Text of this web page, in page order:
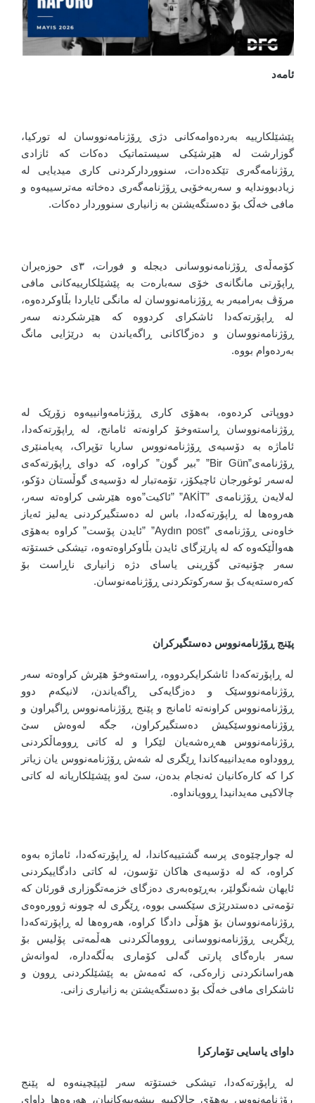
ئامەد
پێشێلکارییە بەردەوامەکانی دژی ڕۆژنامەنووسان لە تورکیا،
گوزارشت لە هێرشێکی سیستماتیک دەکات کە ئازادی
ڕۆژنامەگەری تێکدەدات، سنووردارکردنی کاری میدیایی لە
زیادبووندایە و سەربەخۆیی ڕۆژنامەگەری دەخاتە مەترسییەوە و
مافی خەڵک بۆ دەستگەیشتن بە زانیاری سنووردار دەکات.
کۆمەڵەی ڕۆژنامەنووسانی دیجلە و فورات، ٣ی حوزەیران
ڕاپۆرتی مانگانەی خۆی سەبارەت بە پێشێلکارییەکانی مافی
مرۆڤ بەرامبەر بە ڕۆژنامەنووسان لە مانگی ئایاردا بڵاوکردەوە،
لە ڕاپۆرتەکەدا ئاشکرای کردووە کە هێرشکردنە سەر
ڕۆژنامەنووسان و دەزگاکانی ڕاگەیاندن بە درێژایی مانگ
بەردەوام بووە.
دووپاتی کردەوە، بەهۆی کاری ڕۆژنامەوانییەوە زۆرێک لە
ڕۆژنامەنووسان ڕاستەوخۆ کراونەتە ئامانج، لە ڕاپۆرتەکەدا،
ئاماژە بە دۆسیەی ڕۆژنامەنووس ساریا تۆپراک، پەیامنێری
ڕۆژنامەی”Bir Gün” ”بیر گون” کراوە، کە دوای ڕاپۆرتەکەی
لەسەر ئوغورجان ئاچیکۆز، تۆمەتبار لە دۆسیەی گوڵستان دۆکو،
لەلایەن ڕۆژنامەی ”AKİT” ”ئاکیت”ەوە هێرشی کراوەتە سەر،
هەروەها لە ڕاپۆرتەکەدا، باس لە دەستگیرکردنی یەلیز ئەیاز
خاوەنی ڕۆژنامەی ”Aydın post” ”ئایدن پۆست” کراوە بەهۆی
هەواڵێکەوە کە لە پارێزگای ئایدن بڵاوکراوەتەوە، تیشکی خستۆتە
سەر چۆنیەتی گۆڕینی یاسای دژە زانیاری ناڕاست بۆ
کەرەستەیەک بۆ سەرکوتکردنی ڕۆژنامەنوسان.
پێنج ڕۆژنامەنووس دەستگیرکران
لە ڕاپۆرتەکەدا ئاشکرایکردووە، ڕاستەوخۆ هێرش کراوەتە سەر
ڕۆژنامەنووسێک و دەزگایەکی ڕاگەیاندن، لانیکەم دوو
ڕۆژنامەنووس کراونەتە ئامانج و پێنج ڕۆژنامەنووس ڕاگیراون و
ڕۆژنامەنووسێکیش دەستگیرکراون، جگە لەوەش سێ
ڕۆژنامەنووس هەڕەشەیان لێکرا و لە کاتی ڕووماڵکردنی
ڕووداوە مەیدانییەکاندا ڕێگری لە شەش ڕۆژنامەنووس یان زیاتر
کرا کە کارەکانیان ئەنجام بدەن، سێ لەو پێشێلکاریانە لە کاتی
چالاکیی مەیدانیدا ڕوویانداوە.
لە چوارچێوەی پرسە گشتییەکاندا، لە ڕاپۆرتەکەدا، ئاماژە بەوە
کراوە، کە لە دۆسیەی هاکان تۆسون، لە کاتی دادگاییکردنی
ئایهان شەنگولێر، بەڕێوەبەری دەزگای خزمەتگوزاری قورئان کە
تۆمەتی دەستدرێژی سێکسی بووە، ڕێگری لە چوونە ژوورەوەی
ڕۆژنامەنووسان بۆ هۆڵی دادگا کراوە، هەروەها لە ڕاپۆرتەکەدا
ڕێگریی ڕۆژنامەنووسانی ڕووماڵکردنی هەڵمەتی پۆلیس بۆ
سەر بارەگای پارتی گەلی کۆماری بەڵگەدارە، لەوانەش
هەراسانکردنی زارەکی، کە ئەمەش بە پێشێلکردنی ڕوون و
ئاشکرای مافی خەڵک بۆ دەستگەیشتن بە زانیاری زانی.
داوای یاسایی تۆمارکرا
لە ڕاپۆرتەکەدا، تیشکی خستۆتە سەر لێپێچینەوە لە پێنج
ڕۆژنامەنووس بەهۆی چالاکییە پیشەییەکانیان، هەروەها داوای